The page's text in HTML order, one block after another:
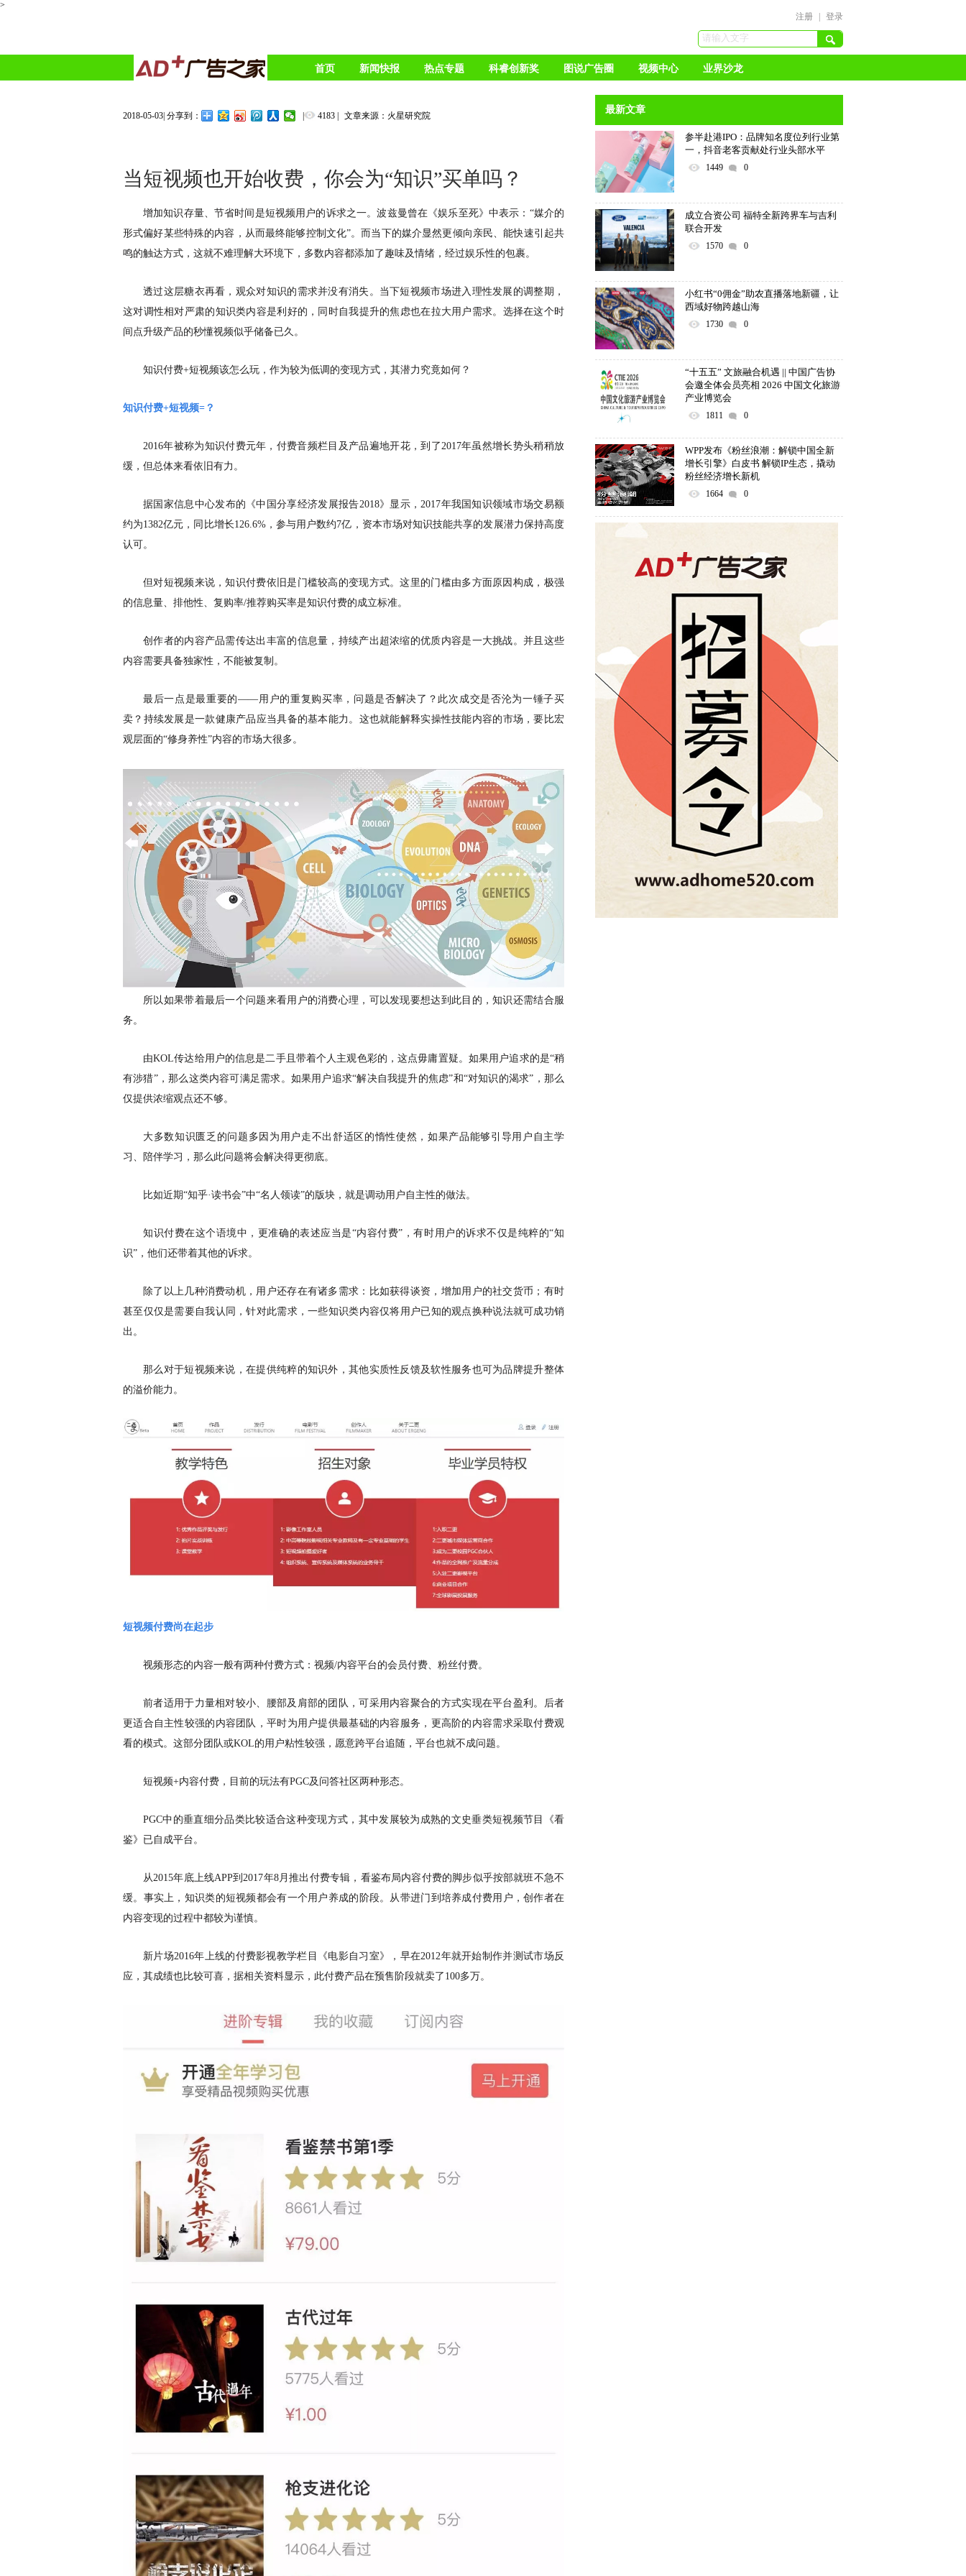
>
注册
登录
首页 新闻快报 热点专题 科睿创新奖 图说广告圈 视频中心 业界沙龙
2018-05-03| 分享到： | 4183 | 文章来源：火星研究院
当短视频也开始收费，你会为“知识”买单吗？
增加知识存量、节省时间是短视频用户的诉求之一。波兹曼曾在《娱乐至死》中表示： “媒介的
形式偏好某些特殊的内容，从而最终能够控制文化”。而当下的媒介显然更倾向亲民、能快速引起共
鸣的触达方式，这就不难理解大环境下，多数内容都添加了趣味及情绪，经过娱乐性的包裹。
透过这层糖衣再看，观众对知识的需求并没有消失。当下短视频市场进入理性发展的调整期，
这对调性相对严肃的知识类内容是利好的，同时自我提升的焦虑也在拉大用户需求。选择在这个时
间点升级产品的秒懂视频似乎储备已久。
知识付费+短视频该怎么玩，作为较为低调的变现方式，其潜力究竟如何？
知识付费+短视频=？
2016年被称为知识付费元年，付费音频栏目及产品遍地开花，到了2017年虽然增长势头稍稍放
缓，但总体来看依旧有力。
据国家信息中心发布的《中国分享经济发展报告2018》显示，2017年我国知识领域市场交易额
约为1382亿元，同比增长126.6%，参与用户数约7亿，资本市场对知识技能共享的发展潜力保持高度
认可。
但对短视频来说，知识付费依旧是门槛较高的变现方式。这里的门槛由多方面原因构成，极强
的信息量、排他性、复购率/推荐购买率是知识付费的成立标准。
创作者的内容产品需传达出丰富的信息量，持续产出超浓缩的优质内容是一大挑战。并且这些
内容需要具备独家性，不能被复制。
最后一点是最重要的——用户的重复购买率，问题是否解决了？此次成交是否沦为一锤子买
卖？持续发展是一款健康产品应当具备的基本能力。这也就能解释实操性技能内容的市场，要比宏
观层面的“修身养性”内容的市场大很多。
所以如果带着最后一个问题来看用户的消费心理，可以发现要想达到此目的，知识还需结合服
务。
由KOL传达给用户的信息是二手且带着个人主观色彩的，这点毋庸置疑。如果用户追求的是“稍
有涉猎”，那么这类内容可满足需求。如果用户追求“解决自我提升的焦虑”和“对知识的渴求”，那么
仅提供浓缩观点还不够。
大多数知识匮乏的问题多因为用户走不出舒适区的惰性使然，如果产品能够引导用户自主学
习、陪伴学习，那么此问题将会解决得更彻底。
比如近期“知乎·读书会”中“名人领读”的版块，就是调动用户自主性的做法。
知识付费在这个语境中，更准确的表述应当是“内容付费”，有时用户的诉求不仅是纯粹的“知
识”，他们还带着其他的诉求。
除了以上几种消费动机，用户还存在有诸多需求：比如获得谈资，增加用户的社交货币；有时
甚至仅仅是需要自我认同，针对此需求，一些知识类内容仅将用户已知的观点换种说法就可成功销
出。
那么对于短视频来说，在提供纯粹的知识外，其他实质性反馈及软性服务也可为品牌提升整体
的溢价能力。
短视频付费尚在起步
视频形态的内容一般有两种付费方式：视频/内容平台的会员付费、粉丝付费。
前者适用于力量相对较小、腰部及肩部的团队，可采用内容聚合的方式实现在平台盈利。后者
更适合自主性较强的内容团队，平时为用户提供最基础的内容服务，更高阶的内容需求采取付费观
看的模式。这部分团队或KOL的用户粘性较强，愿意跨平台追随，平台也就不成问题。
短视频+内容付费，目前的玩法有PGC及问答社区两种形态。
PGC中的垂直细分品类比较适合这种变现方式，其中发展较为成熟的文史垂类短视频节目《看
鉴》已自成平台。
从2015年底上线APP到2017年8月推出付费专辑，看鉴布局内容付费的脚步似乎按部就班不急不
缓。事实上，知识类的短视频都会有一个用户养成的阶段。从带进门到培养成付费用户，创作者在
内容变现的过程中都较为谨慎。
新片场2016年上线的付费影视教学栏目《电影自习室》，早在2012年就开始制作并测试市场反
应，其成绩也比较可喜，据相关资料显示，此付费产品在预售阶段就卖了100多万。
最新文章
参半赴港IPO：品牌知名度位列行业第
一，抖音老客贡献处行业头部水平
1449 0
成立合资公司 福特全新跨界车与吉利
联合开发
1570 0
小红书“0佣金”助农直播落地新疆，让
西域好物跨越山海
1730 0
“十五五” 文旅融合机遇 || 中国广告协
会邀全体会员亮相 2026 中国文化旅游
产业博览会
1811 0
WPP发布《粉丝浪潮：解锁中国全新
增长引擎》白皮书 解锁IP生态，撬动
粉丝经济增长新机
1664 0